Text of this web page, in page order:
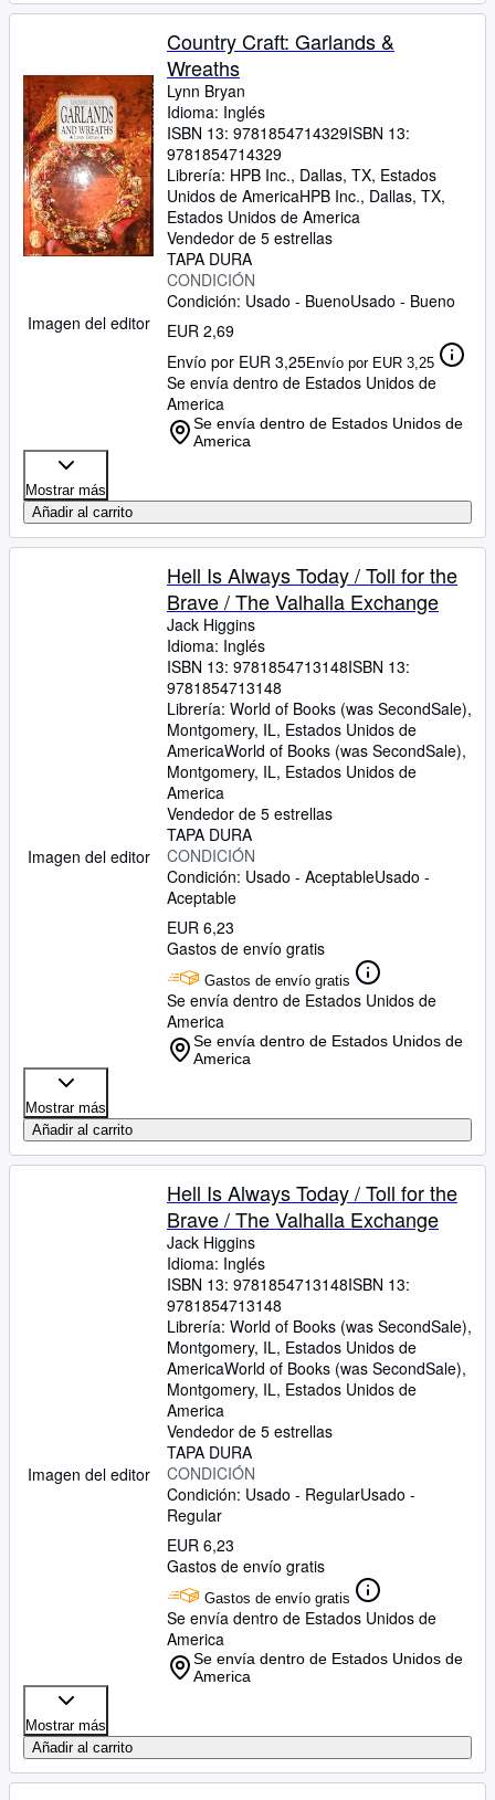
Imagen del editor
Country Craft: Garlands &
Wreaths
Lynn Bryan
Idioma: Inglés
ISBN 13: 9781854714329ISBN 13:
9781854714329
Librería: HPB Inc., Dallas, TX, Estados
Unidos de AmericaHPB Inc., Dallas, TX,
Estados Unidos de America
Vendedor de 5 estrellas
TAPA DURA
CONDICIÓN
Condición: Usado - BuenoUsado - Bueno
EUR 2,69
Envío por EUR 3,25Envío por EUR 3,25
Se envía dentro de Estados Unidos de
America
Se envía dentro de Estados Unidos de
America
Mostrar más
Añadir al carrito
Imagen del editor
Hell Is Always Today / Toll for the
Brave / The Valhalla Exchange
Jack Higgins
Idioma: Inglés
ISBN 13: 9781854713148ISBN 13:
9781854713148
Librería: World of Books (was SecondSale),
Montgomery, IL, Estados Unidos de
AmericaWorld of Books (was SecondSale),
Montgomery, IL, Estados Unidos de
America
Vendedor de 5 estrellas
TAPA DURA
CONDICIÓN
Condición: Usado - AceptableUsado -
Aceptable
EUR 6,23
Gastos de envío gratis
Gastos de envío gratis
Se envía dentro de Estados Unidos de
America
Se envía dentro de Estados Unidos de
America
Mostrar más
Añadir al carrito
Imagen del editor
Hell Is Always Today / Toll for the
Brave / The Valhalla Exchange
Jack Higgins
Idioma: Inglés
ISBN 13: 9781854713148ISBN 13:
9781854713148
Librería: World of Books (was SecondSale),
Montgomery, IL, Estados Unidos de
AmericaWorld of Books (was SecondSale),
Montgomery, IL, Estados Unidos de
America
Vendedor de 5 estrellas
TAPA DURA
CONDICIÓN
Condición: Usado - RegularUsado -
Regular
EUR 6,23
Gastos de envío gratis
Gastos de envío gratis
Se envía dentro de Estados Unidos de
America
Se envía dentro de Estados Unidos de
America
Mostrar más
Añadir al carrito